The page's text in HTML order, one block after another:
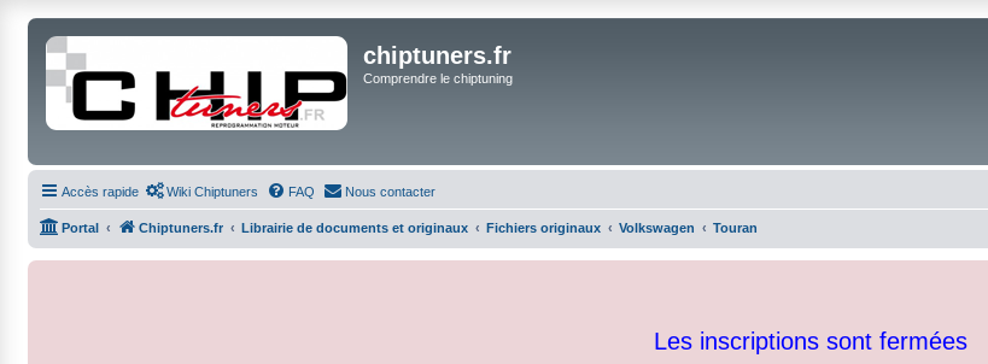
chiptuners.fr
Comprendre le chiptuning
Accès rapide Wiki Chiptuners FAQ Nous contacter
Portal Chiptuners.fr Librairie de documents et originaux Fichiers originaux Volkswagen Touran
Les inscriptions sont fermées